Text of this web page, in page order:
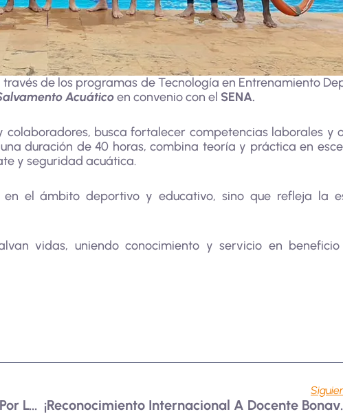
de los programas de Tecnología en Entrenamiento
Acuáticoen convenio con el SENA.
busca fortalecer competencias laborales y
duración de 40 horas, combina teoría y práctica en
y seguridad acuática.
el ámbito deportivo y educativo, sino que refleja la
vidas, uniendo conocimiento y servicio en
Jóvenes Investigadores Comparten Su Voz Por La Paz